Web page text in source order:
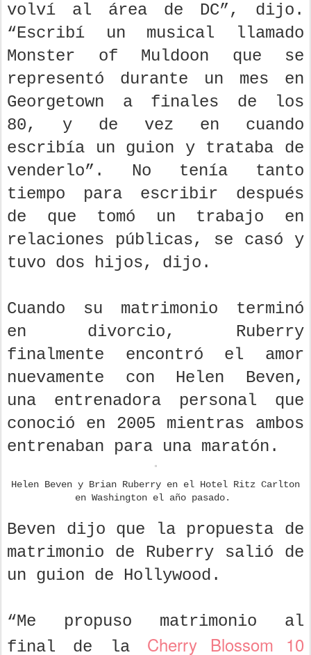
volví al área de DC”, dijo.
“Escribí un musical llamado
Monster of Muldoon que se
representó durante un mes en
Georgetown a finales de los
80, y de vez en cuando
escribía un guion y trataba de
venderlo”. No tenía tanto
tiempo para escribir después
de que tomó un trabajo en
relaciones públicas, se casó y
tuvo dos hijos, dijo.
Cuando su matrimonio terminó
en divorcio, Ruberry
finalmente encontró el amor
nuevamente con Helen Beven,
una entrenadora personal que
conoció en 2005 mientras ambos
entrenaban para una maratón.
Helen Beven y Brian Ruberry en el Hotel Ritz Carlton
en Washington el año pasado.
Beven dijo que la propuesta de
matrimonio de Ruberry salió de
un guion de Hollywood.
“Me propuso matrimonio al
final de la Cherry Blossom 10